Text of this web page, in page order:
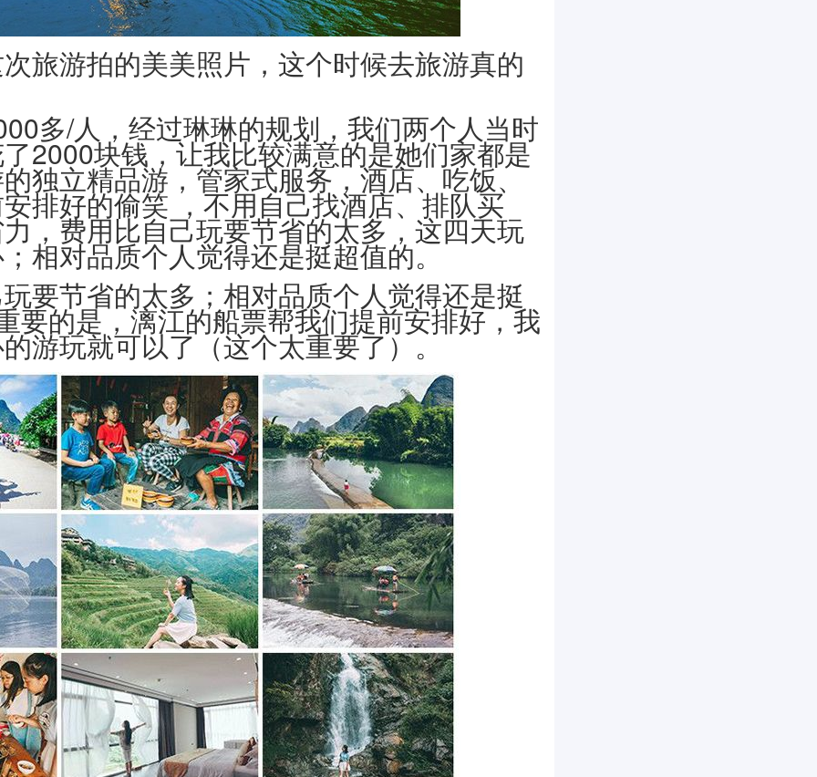
旅游拍的美美照片，这个时候去旅游真的
多/人，经过琳琳的规划，我们两个人当时
2000块钱，让我比较满意的是她们家都是
独立精品游，管家式服务，酒店、吃饭、
排好的偷笑 ，不用自己找酒店、排队买
，费用比自己玩要节省的太多，这四天玩
相对品质个人觉得还是挺超值的。
要节省的太多；相对品质个人觉得还是挺
要的是，漓江的船票帮我们提前安排好，我
游玩就可以了（这个太重要了）。